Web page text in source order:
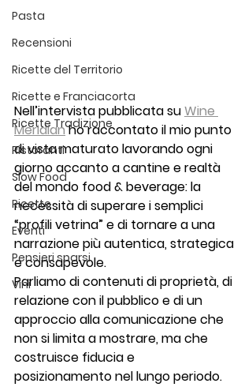
Pasta
Recensioni
Ricette del Territorio
Ricette e Franciacorta
Ricette Tradizione
Ristoranti
Slow Food
Ricette
Eventi
Pensieri sparsi
Vini
Nell’intervista pubblicata su Wine
Meridian ho raccontato il mio punto
di vista maturato lavorando ogni
giorno accanto a cantine e realtà
del mondo food & beverage: la
necessità di superare i semplici
“profili vetrina” e di tornare a una
narrazione più autentica, strategica
e consapevole.
Parliamo di contenuti di proprietà, di
relazione con il pubblico e di un
approccio alla comunicazione che
non si limita a mostrare, ma che
costruisce fiducia e
posizionamento nel lungo periodo.